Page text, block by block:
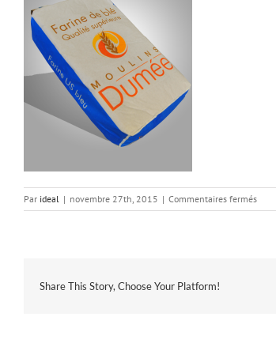
Par ideal | novembre 27th, 2015 | Commentaires ferméssur
Share This Story, Choose Your Platform!